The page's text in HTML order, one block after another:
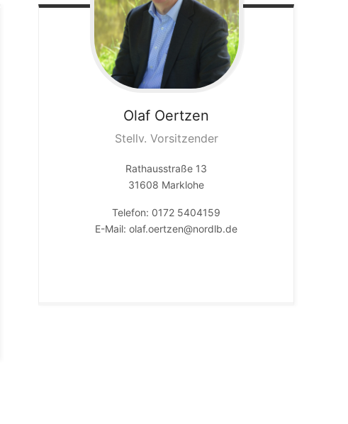
Olaf Oertzen
Stellv. Vorsitzender
Rathausstraße 13
31608 Marklohe
Telefon: 0172 5404159
E-Mail: olaf.oertzen@nordlb.de